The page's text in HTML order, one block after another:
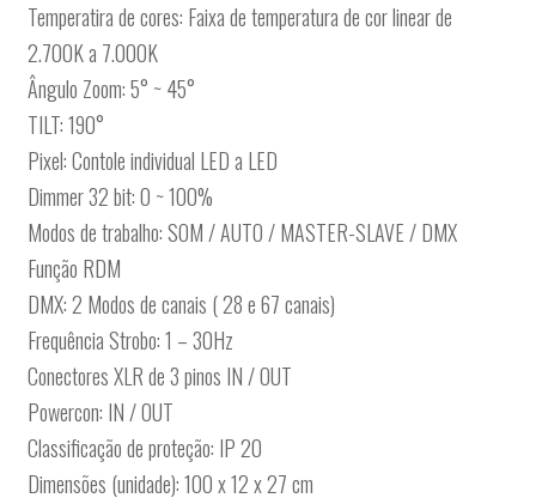
Temperatira de cores: Faixa de temperatura de cor linear de
2.700K a 7.000K
Ângulo Zoom: 5° ~ 45°
TILT: 190°
Pixel: Contole individual LED a LED
Dimmer 32 bit: 0 ~ 100%
Modos de trabalho: SOM / AUTO / MASTER-SLAVE / DMX
Função RDM
DMX: 2 Modos de canais ( 28 e 67 canais)
Frequência Strobo: 1 – 30Hz
Conectores XLR de 3 pinos IN / OUT
Powercon: IN / OUT
Classificação de proteção: IP 20
Dimensões (unidade): 100 x 12 x 27 cm